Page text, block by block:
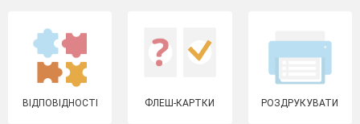
ВІДПОВІДНОСТІ ФЛЕШ-КАРТКИ РОЗДРУКУВАТИ